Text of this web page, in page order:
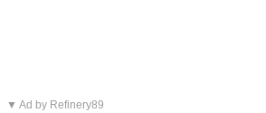
▼ Ad by Refinery89